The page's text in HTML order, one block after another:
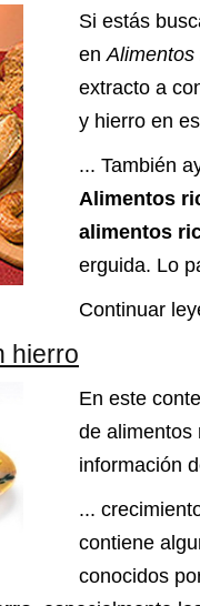
Si estás
enAlimentos
extracto a
y hierro en
... También
Alimentos
alimentos
erguida. Lo
Continuar
hierro
En este
de alimentos
información
...
contiene
conocidos